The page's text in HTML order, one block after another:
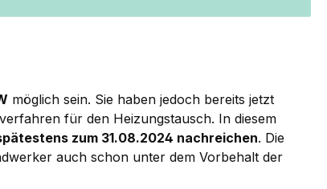
möglich sein. Sie haben jedoch bereits jetzt
für den Heizungstausch. In diesem
zum 31.08.2024 nachreichen. Die
auch schon unter dem Vorbehalt der